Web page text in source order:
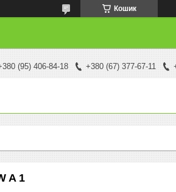
Кошик
(95) 406-84-18 +380 (67) 377-67-11
A 1